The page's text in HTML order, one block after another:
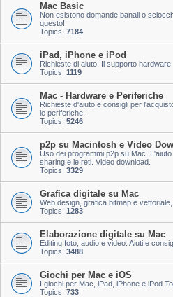
Mac Basic
Non esistono domande banali o
questo!
Topics: 7184
iPad, iPhone e iPod
Richieste di aiuto. Il supporto
Topics: 1119
Mac - Hardware e Periferiche
Richieste d'aiuto e consigli per
le periferiche.
Topics: 5246
p2p su Macintosh e Video
Uso dei programmi p2p su Mac.
sharing e le reti. Video download.
Topics: 3329
Grafica digitale su Mac
Web design, grafica bitmap e
Topics: 1283
Elaborazione digitale su Mac
Editing foto, audio e video. Aiuti e
Topics: 3488
Giochi per Mac e iOS
I giochi per Mac, iPad, iPhone e iPod
Topics: 733